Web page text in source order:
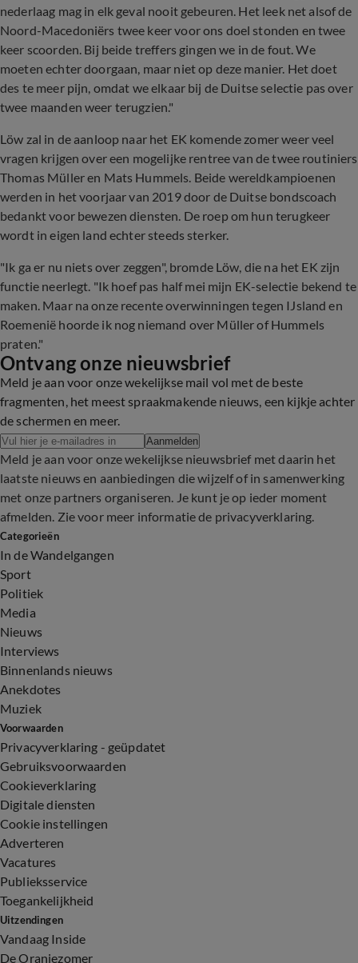
nederlaag mag in elk geval nooit gebeuren. Het leek net alsof de
Noord-Macedoniërs twee keer voor ons doel stonden en twee
keer scoorden. Bij beide treffers gingen we in de fout. We
moeten echter doorgaan, maar niet op deze manier. Het doet
des te meer pijn, omdat we elkaar bij de Duitse selectie pas over
twee maanden weer terugzien."
Löw zal in de aanloop naar het EK komende zomer weer veel
vragen krijgen over een mogelijke rentree van de twee routiniers
Thomas Müller en Mats Hummels. Beide wereldkampioenen
werden in het voorjaar van 2019 door de Duitse bondscoach
bedankt voor bewezen diensten. De roep om hun terugkeer
wordt in eigen land echter steeds sterker.
"Ik ga er nu niets over zeggen", bromde Löw, die na het EK zijn
functie neerlegt. "Ik hoef pas half mei mijn EK-selectie bekend te
maken. Maar na onze recente overwinningen tegen IJsland en
Roemenië hoorde ik nog niemand over Müller of Hummels
praten."
Ontvang onze nieuwsbrief
Meld je aan voor onze wekelijkse mail vol met de beste
fragmenten, het meest spraakmakende nieuws, een kijkje achter
de schermen en meer.
Aanmelden
Meld je aan voor onze wekelijkse nieuwsbrief met daarin het
laatste nieuws en aanbiedingen die wijzelf of in samenwerking
met onze partners organiseren. Je kunt je op ieder moment
afmelden. Zie voor meer informatie de privacyverklaring.
Categorieën
In de Wandelgangen
Sport
Politiek
Media
Nieuws
Interviews
Binnenlands nieuws
Anekdotes
Muziek
Voorwaarden
Privacyverklaring - geüpdatet
Gebruiksvoorwaarden
Cookieverklaring
Digitale diensten
Cookie instellingen
Adverteren
Vacatures
Publieksservice
Toegankelijkheid
Uitzendingen
Vandaag Inside
De Oranjezomer